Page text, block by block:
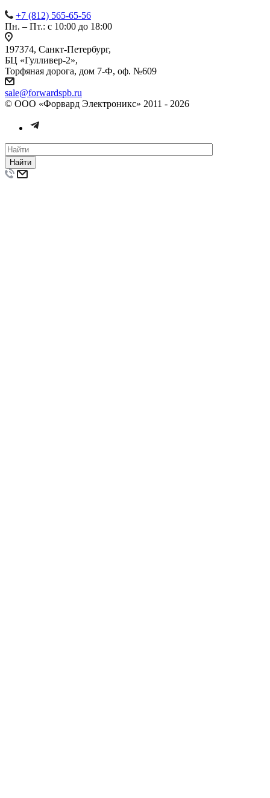
+7 (812) 565-65-56
Пн. – Пт.: с 10:00 до 18:00
197374, Санкт-Петербург,
БЦ «Гулливер-2»,
Торфяная дорога, дом 7-Ф, оф. №609
sale@forwardspb.ru
© ООО «Форвард Электроникс» 2011 - 2026
Найти